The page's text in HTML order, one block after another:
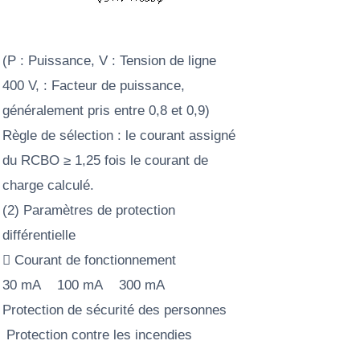
(P : Puissance, V : Tension de ligne
400 V, : Facteur de puissance,
généralement pris entre 0,8 et 0,9)
Règle de sélection : le courant assigné
du RCBO ≥ 1,25 fois le courant de
charge calculé.
(2) Paramètres de protection
différentielle
 Courant de fonctionnement
30 mA 100 mA 300 mA
Protection de sécurité des personnes
Protection contre les incendies